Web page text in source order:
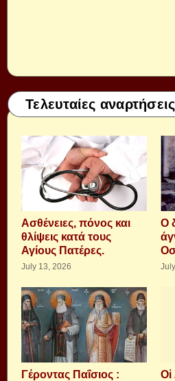
Τελευταίες αναρτήσεις
Aσθένειες, πόνος και
θλίψεις κατά τους
Αγίους Πατέρες.
July 13, 2026
Ο
Γέροντας Παΐσιος :
Οἱ